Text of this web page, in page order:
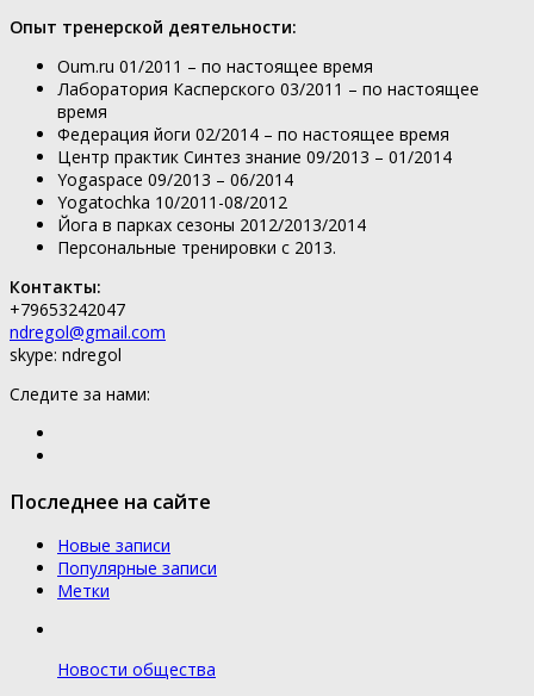
Опыт тренерской деятельности:
Oum.ru 01/2011 – по настоящее время
Лаборатория Касперского 03/2011 – по настоящее
время
Федерация йоги 02/2014 – по настоящее время
Центр практик Синтез знание 09/2013 – 01/2014
Yogaspace 09/2013 – 06/2014
Yogatochka 10/2011-08/2012
Йога в парках сезоны 2012/2013/2014
Персональные тренировки с 2013.
Контакты:
+79653242047
ndregol@gmail.com
skype: ndregol
Следите за нами:
Последнее на сайте
Новые записи
Популярные записи
Метки
Новости общества